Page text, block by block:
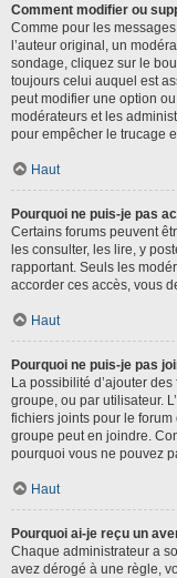
Comment modifier ou
Comme pour les
l’auteur original, un
sondage, cliquez sur le
toujours celui auquel est
peut modifier une option
modérateurs et les
pour empêcher le trucage
Haut
Pourquoi ne puis-je pas
Certains forums peuvent
les consulter, les lire, y
rapportant. Seuls les
accorder ces accès, vous
Haut
Pourquoi ne puis-je pas
La possibilité d’ajouter
groupe, ou par utilisateur.
fichiers joints pour le
groupe peut en joindre.
pourquoi vous ne pouvez
Haut
Pourquoi ai-je reçu un
Chaque administrateur a
avez dérogé à une règle,